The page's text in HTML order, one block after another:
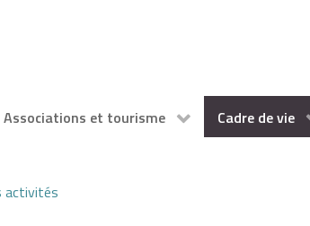
Associations et tourisme Cadre de vie
activités